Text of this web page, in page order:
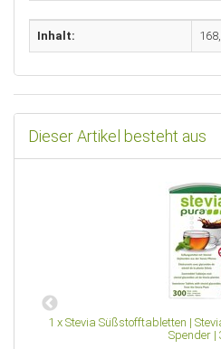
Inhalt:
Dieser Artikel besteht aus
1 x Stevia Süßstofftabletten |
Spender |